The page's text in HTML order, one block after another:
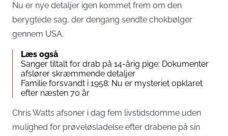
Nu er nye detaljer igen kommet frem om den
berygtede sag, der dengang sendte chokbølger
gennem USA.
Læs også
Sanger tiltalt for drab på 14-årig pige: Dokumenter
afslører skræmmende detaljer
Familie forsvandt i 1958: Nu er mysteriet opklaret
efter næsten 70 år
Chris Watts afsoner i dag fem livstidsdomme uden
mulighed for prøveløsladelse efter drabene på sin